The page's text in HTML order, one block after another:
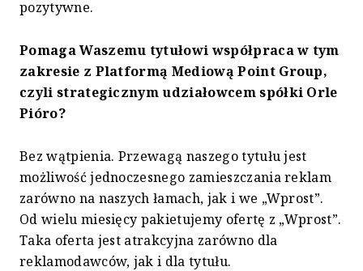
pozytywne.
Pomaga Waszemu tytułowi współpraca w tym
zakresie z Platformą Mediową Point Group,
czyli strategicznym udziałowcem spółki Orle
Pióro?
Bez wątpienia. Przewagą naszego tytułu jest
możliwość jednoczesnego zamieszczania reklam
zarówno na naszych łamach, jak i we „Wprost”.
Od wielu miesięcy pakietujemy ofertę z „Wprost”.
Taka oferta jest atrakcyjna zarówno dla
reklamodawców, jak i dla tytułu.